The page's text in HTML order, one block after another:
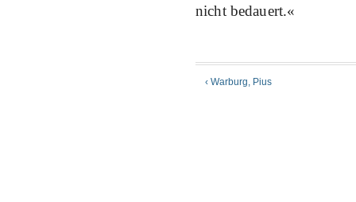
nicht bedauert.«
‹ Warburg, Pius